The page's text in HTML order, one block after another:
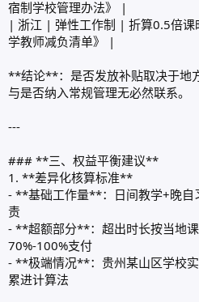
宿制学校管理办法》 |
| 浙江 | 弹性工作制 | 折算0.5倍
学教师减负清单》 |
**结论**：是否发放补贴取决于地
与是否纳入常规管理无必然联系。
---
### **三、权益平衡建议**
1. **差异化核算标准**
- **基础工作量**：日间教学+晚自
责
- **超额部分**：超出时长按当地
70%-100%支付
- **极端情况**：贵州某山区学校
累进计算法